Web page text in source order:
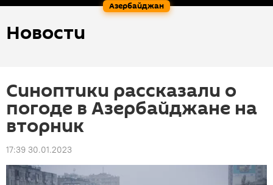
Азербайджан
Новости
Синоптики рассказали о
погоде в Азербайджане на
вторник
17:39 30.01.2023